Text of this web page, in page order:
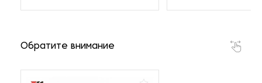
Обратите внимание